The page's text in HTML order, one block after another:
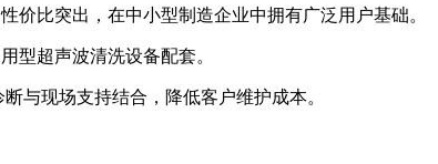
比突出，在中小型制造企业中拥有广泛用户基础。
超声波清洗设备配套。
现场支持结合，降低客户维护成本。